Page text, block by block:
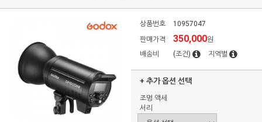
상품번호
10957047
판매가격
350,000원
배송비
(조건) 지역별
+ 추가 옵션 선택
조명 액세
서리